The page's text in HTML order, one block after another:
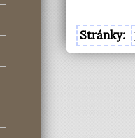
Stránky: